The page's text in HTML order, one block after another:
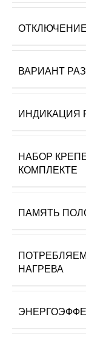
ВАРИАНТ
ИНДИКАЦИЯ
НАБОР
КОМПЛЕКТЕ
ПАМЯТЬ
НАГРЕВА